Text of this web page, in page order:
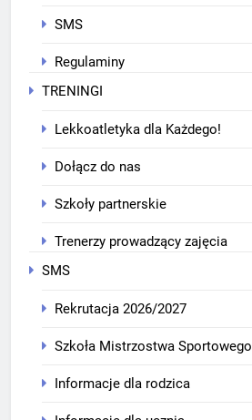
SMS
Regulaminy
TRENINGI
Lekkoatletyka dla Każdego!
Dołącz do nas
Szkoły partnerskie
Trenerzy prowadzący zajęcia
SMS
Rekrutacja 2026/2027
Szkoła Mistrzostwa Sportowego
Informacje dla rodzica